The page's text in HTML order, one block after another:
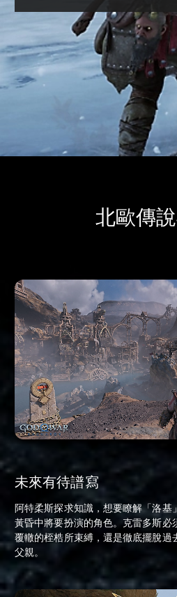
北歐傳
未來有待譜寫
阿特柔斯探求知識，想要瞭解「洛基
黃昏中將要扮演的角色。克雷多斯必
覆轍的桎梏所束縛，還是徹底擺脫過
父親。